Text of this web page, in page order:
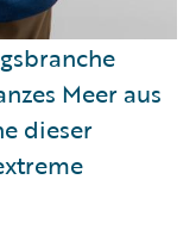
Meer aus
dieser